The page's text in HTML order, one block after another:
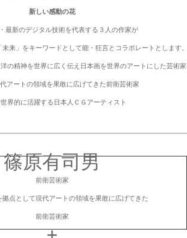
新しい感動の花
最新のデジタル技術を代表する３人の作家が
来」をキーワードとして能・狂言とコラボレートとします
神を世界に広く伝え日本画を世界のアートにした芸術家
ートの領域を果敢に広げてきた前衛芸術家
的に活躍する日本人ＣＧアーティスト
篠原有司男
前衛芸術家
拠点として現代アートの領域を果敢に広げてきた
前衛芸術家